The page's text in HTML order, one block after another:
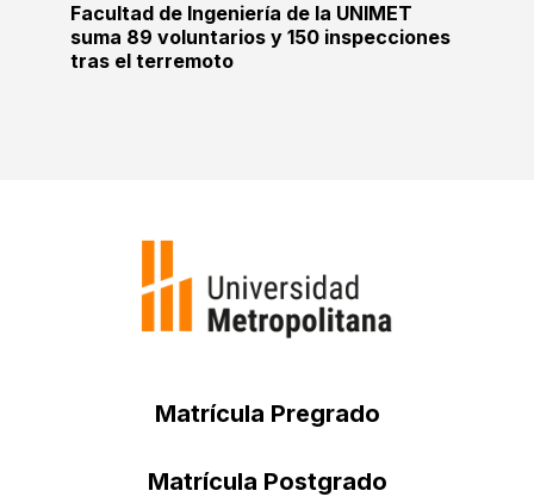
Facultad de Ingeniería de la UNIMET
suma 89 voluntarios y 150 inspecciones
tras el terremoto
Matrícula Pregrado
Matrícula Postgrado